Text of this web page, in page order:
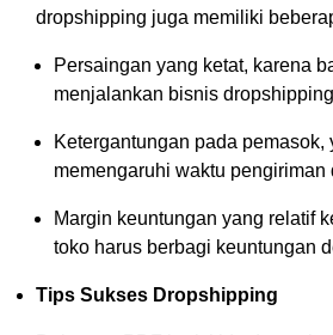
dropshipping juga memiliki
Persaingan yang ketat, karena
menjalankan bisnis
Ketergantungan pada pemasok,
memengaruhi waktu pengiriman
Margin keuntungan yang relatif
toko harus berbagi keuntungan
Tips Sukses Dropshipping